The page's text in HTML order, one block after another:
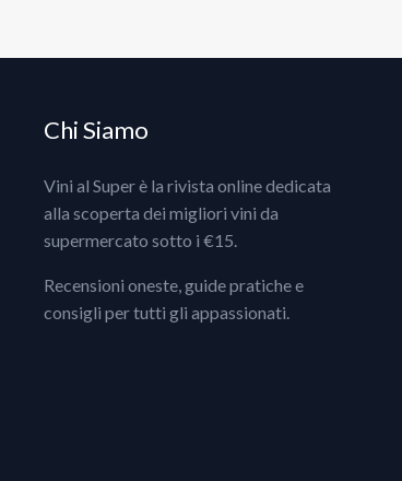
Chi Siamo
Vini al Super è la rivista online dedicata
alla scoperta dei migliori vini da
supermercato sotto i €15.
Recensioni oneste, guide pratiche e
consigli per tutti gli appassionati.